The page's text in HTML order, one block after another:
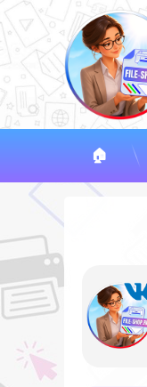
Перейти
к
содержимому
🏠